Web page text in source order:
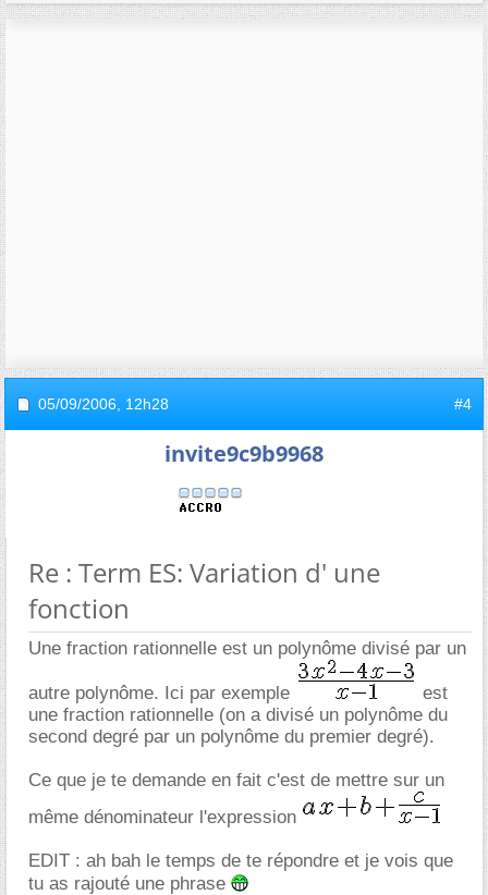
05/09/2006, 12h28 #4
invite9c9b9968
Re : Term ES: Variation d' une
fonction
Une fraction rationnelle est un polynôme divisé par un
autre polynôme. Ici par exemple
est
une fraction rationnelle (on a divisé un polynôme du
second degré par un polynôme du premier degré).
Ce que je te demande en fait c'est de mettre sur un
même dénominateur l'expression
EDIT : ah bah le temps de te répondre et je vois que
tu as rajouté une phrase